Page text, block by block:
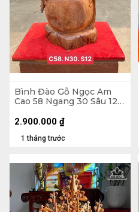
Bình Đào Gỗ Ngọc Am
Cao 58 Ngang 30 Sâu 12
1 tháng trước
2.900.000 ₫